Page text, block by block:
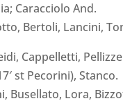
Caracciolo And.
Bertoli, Lancini,
Cappelletti,
st Pecorini), Stanco.
Busellato, Lora,